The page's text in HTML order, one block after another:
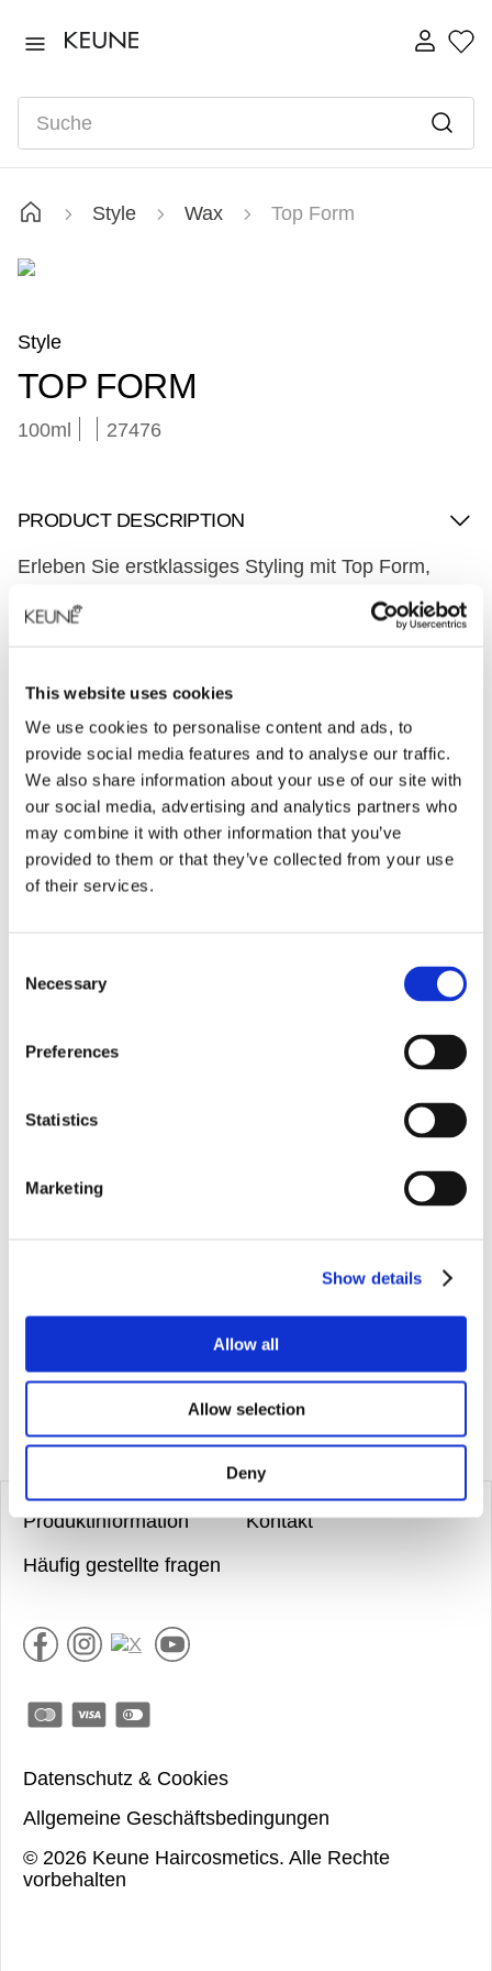
This website uses cookies
We use cookies to personalise content and ads, to
provide social media features and to analyse our traffic.
We also share information about your use of our site with
our social media, advertising and analytics partners who
may combine it with other information that you’ve
provided to them or that they’ve collected from your use
of their services.
Selection
Necessary
Preferences
Statistics
Marketing
Show details
Allow all
Allow selection
Deny
Style Wax Top Form
Style
TOP FORM
100ml 27476
PRODUCT DESCRIPTION
Erleben Sie erstklassiges Styling mit Top Form,
und Textur bietet, angereichert mit Panthenol zur
verleiht sie ein luxuriös weiches Gefühl und
strahlenden natürlichen Glanz, während sie
müheloses Umstylen den ganzen Tag über
ermöglicht. Angereichert mit dem faszinierenden
Cardamom Spell-Duft, definiert sie das Haar mit
flexiblem Halt und Textur, macht das Umstylen
einfach und bietet zusätzliche Pflege für einen
natürlichen, texturierten Look.
Produktinformation
Häufig gestellte fragen
Kontakt
Datenschutz & Cookies
Allgemeine Geschäftsbedingungen
© 2026 Keune Haircosmetics. Alle Rechte
vorbehalten
TOP SEARCHES
vital
3. long
5 . instant
6.